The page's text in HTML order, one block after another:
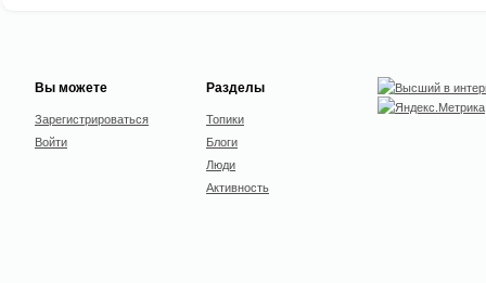
Вы можете
Зарегистрироваться
Войти
Разделы
Топики
Блоги
Люди
Активность